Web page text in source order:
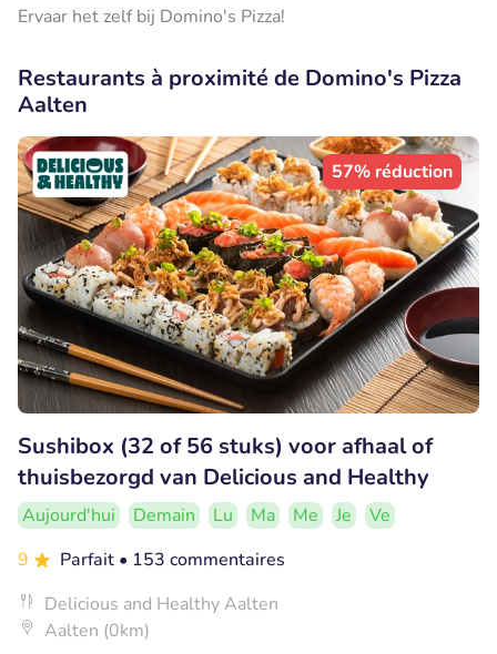
Ervaar het zelf bij Domino's Pizza!
Restaurants à proximité de Domino's Pizza
Aalten
57% réduction
Sushibox (32 of 56 stuks) voor afhaal of
thuisbezorgd van Delicious and Healthy
Aujourd'hui Demain Lu Ma Me Je
Ve
9
Parfait • 153 commentaires
Delicious and Healthy Aalten
Aalten (0km)